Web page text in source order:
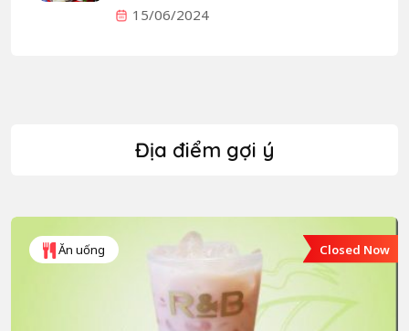
15/06/2024
Địa điểm gợi ý
Ăn uống Closed Now